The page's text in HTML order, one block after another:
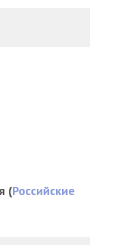
(Российские